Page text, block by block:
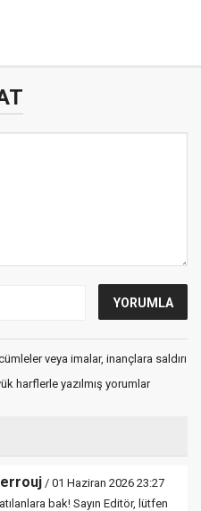
veya imalar, inançlara saldırı
harflerle yazılmış yorumlar
/ 01 Haziran 2026 23:27
bak! Sayın Editör, lütfen